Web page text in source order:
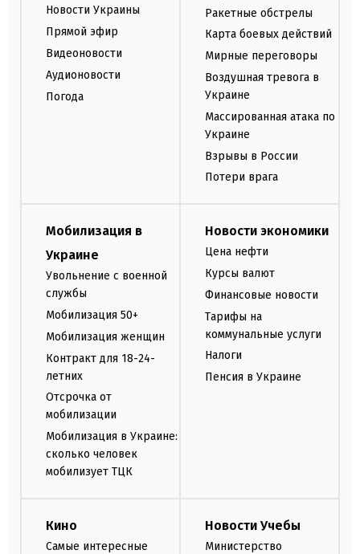
Новости Украины
Прямой эфир
Видеоновости
Аудионовости
Погода
Ракетные обстрелы
Карта боевых действий
Мирные переговоры
Воздушная тревога в
Украине
Массированная атака по
Украине
Взрывы в России
Потери врага
Мобилизация в
Украине
Увольнение с военной
службы
Мобилизация 50+
Мобилизация женщин
Контракт для 18-24-
летних
Отсрочка от
мобилизации
Мобилизация в Украине:
сколько человек
мобилизует ТЦК
Новости экономики
Цена нефти
Курсы валют
Финансовые новости
Тарифы на
коммунальные услуги
Налоги
Пенсия в Украине
Кино
Самые интересные
Новости Учебы
Министерство